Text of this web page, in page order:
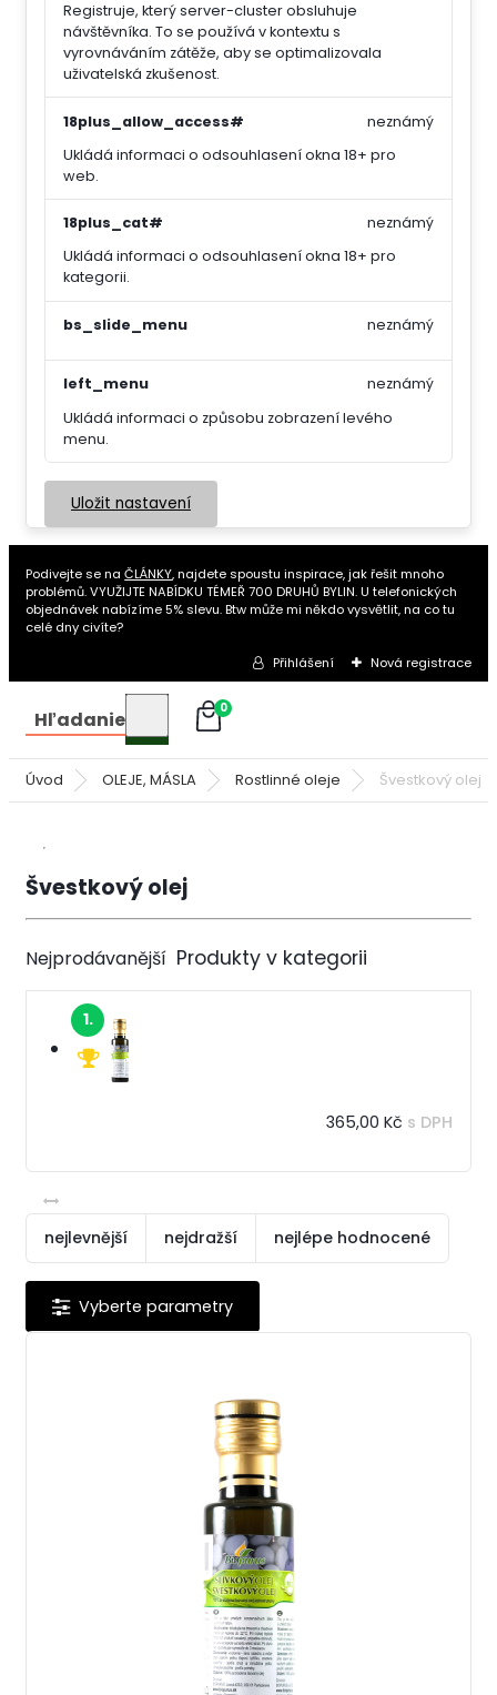
Registruje, který server-cluster obsluhuje
návštěvníka. To se používá v kontextu s
vyrovnáváním zátěže, aby se optimalizovala
uživatelská zkušenost.
18plus_allow_access#
Ukládá informaci o odsouhlasení okna 18+ pro
web.
neznámý
18plus_cat#
Ukládá informaci o odsouhlasení okna 18+ pro
kategorii.
neznámý
bs_slide_menu neznámý
left_menu
Ukládá informaci o způsobu zobrazení levého
menu.
neznámý
Uložit nastavení
Podivejte se naČLÁNKY, najdete spoustu inspirace, jak řešit mnoho
problémů. VYUŽIJTE NABÍDKU TÉMEŘ 700 DRUHŮ BYLIN. U telefonických
objednávek nabízíme 5% slevu. Btw může mi někdo vysvětlit, na co tu
celé dny civíte?
Přihlášení Nová registrace
Hľadanie 0
Úvod OLEJE, MÁSLA Rostlinné oleje Švestkový olej
Švestkový olej
Nejprodávanější
1.
365,00 Kč s DPH
nejlevnější nejdražší nejlépe hodnocené